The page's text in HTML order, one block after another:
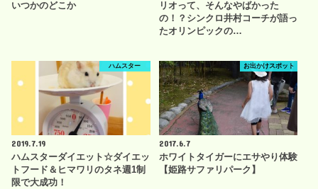
いつかのどこか
リオって、そんなやばかった
の！？シンクロ井村コーチが語っ
たオリンピックの…
ハムスター
2019.7.19
ハムスターダイエット☆ダイエッ
トフード＆ヒマワリのタネ週1制
限で大成功！
お出かけスポット
2017.6.7
ホワイトタイガーにエサやり体験
【姫路サファリパーク】